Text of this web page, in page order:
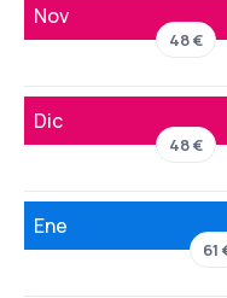
Nov
48 €
Dic
48 €
Ene
61